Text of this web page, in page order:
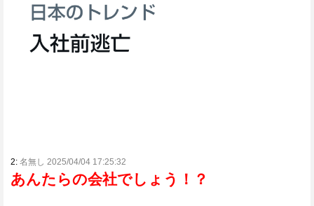
2: 名無し 2025/04/04 17:25:32
あんたらの会社でしょう！？